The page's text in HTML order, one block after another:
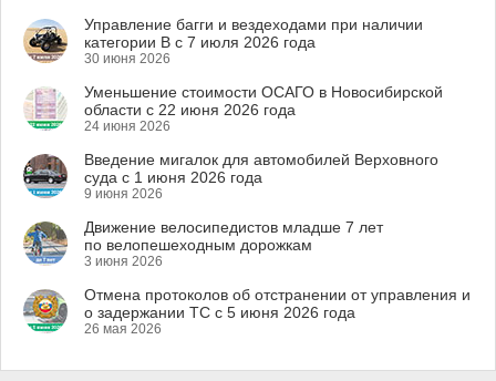
Управление багги и вездеходами при наличии
категории B с 7 июля 2026 года
30 июня 2026
Уменьшение стоимости ОСАГО в Новосибирской
области с 22 июня 2026 года
24 июня 2026
Введение мигалок для автомобилей Верховного
суда с 1 июня 2026 года
9 июня 2026
Движение велосипедистов младше 7 лет
по велопешеходным дорожкам
3 июня 2026
Отмена протоколов об отстранении от управления и
о задержании ТС с 5 июня 2026 года
26 мая 2026